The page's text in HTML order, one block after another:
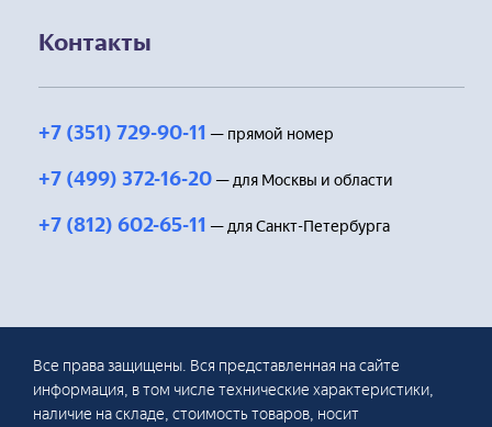
Контакты
+7 (351) 729-90-11 — прямой номер
+7 (499) 372-16-20 — для Москвы и области
+7 (812) 602-65-11 — для Санкт-Петербурга
Все права защищены. Вся представленная на сайте
информация, в том числе технические характеристики,
наличие на складе, стоимость товаров, носит